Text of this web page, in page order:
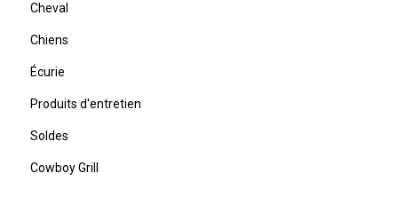
Cheval
Chiens
Écurie
Produits d'entretien
Soldes
Cowboy Grill